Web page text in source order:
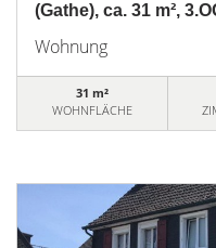
(Gathe), ca. 31 m²,
Wohnung
31 m²
WOHNFLÄCHE